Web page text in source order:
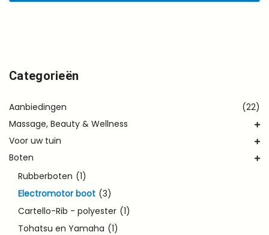
Categorieën
Aanbiedingen
(22)
Massage, Beauty & Wellness
Voor uw tuin
Boten
Rubberboten (1)
Electromotor boot (3)
Cartello-Rib - polyester (1)
Tohatsu en Yamaha (1)